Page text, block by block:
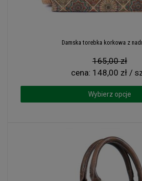
Damska torebka korkowa z
165,00 zł
cena: 148,00 zł /
Wybierz opcje